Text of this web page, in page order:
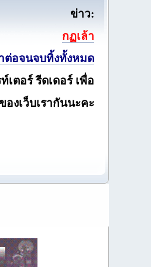
ข่าว:
กฏเล้า
ต่อจนจบทิ้งทั้งหมด
ตอร์ รีดเดอร์ เพื่อ
งเว็บเรากันนะคะ